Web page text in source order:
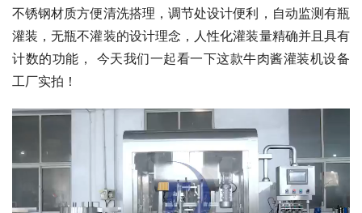
不锈钢材质方便清洗搭理，调节处设计便利，自动监测有瓶
灌装，无瓶不灌装的设计理念，人性化灌装量精确并且具有
计数的功能， 今天我们一起看一下这款牛肉酱灌装机设备
工厂实拍！